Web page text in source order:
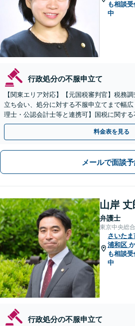
も相談受
中
行政処分の不服申立て
【関東エリア対応】【元国税審判官】税務
立ち会い、処分に対する不服申立てまで幅
理士・公認会計士等と連携可】国税に関す
側の知見を活かしたサポートいたします
料金表を見る
メールで面談
山岸 丈
弁護士
東京中央総
さいたま
浦和区
も相談受
中
行政処分の不服申立て